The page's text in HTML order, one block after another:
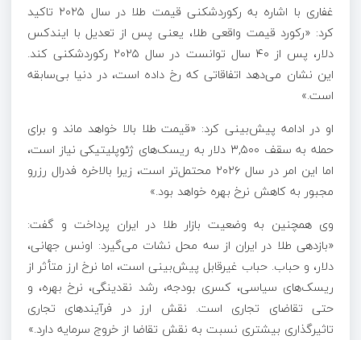
غفاری با اشاره به رکوردشکنی قیمت طلا در سال ۲۰۲۵ تاکید
کرد: «رکورد قیمت واقعی طلا، یعنی پس از تعدیل با ایندکس
دلار، پس از ۴۰ سال توانست در سال ۲۰۲۵ رکوردشکنی کند.
این نشان می‌دهد اتفاقاتی که رخ داده است، در دنیا بی‌سابقه
است.»
او در ادامه پیش‌بینی کرد: «قیمت طلا بالا خواهد ماند و برای
حمله به سقف ۳,۵۰۰ دلار به ریسک‌های ژئوپلیتیکی نیاز است،
اما این امر در سال ۲۰۲۶ محتمل‌تر است، زیرا بالاخره فدرال رزرو
مجبور به کاهش نرخ بهره خواهد بود.»
وی همچنین به وضعیت بازار طلا در ایران پرداخت و گفت:
«بازدهی طلا در ایران از سه محل نشات می‌گیرد: اونس جهانی،
دلار، و حباب. حباب غیرقابل پیش‌بینی است، اما نرخ ارز متأثر از
ریسک‌های سیاسی، کسری بودجه، رشد نقدینگی، نرخ بهره، و
حتی تقاضای تجاری است. نقش ارز در فرآیندهای تجاری
تاثیرگذاری بیشتری نسبت به نقش تقاضا از خروج سرمایه دارد.»